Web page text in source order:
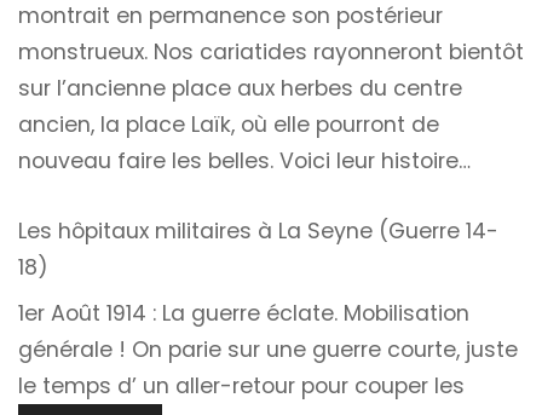
montrait en permanence son postérieur
monstrueux. Nos cariatides rayonneront bientôt
sur l’ancienne place aux herbes du centre
ancien, la place Laïk, où elle pourront de
nouveau faire les belles. Voici leur histoire…
Les hôpitaux militaires à La Seyne (Guerre 14-
18)
1er Août 1914 : La guerre éclate. Mobilisation
générale ! On parie sur une guerre courte, juste
le temps d’ un aller-retour pour couper les